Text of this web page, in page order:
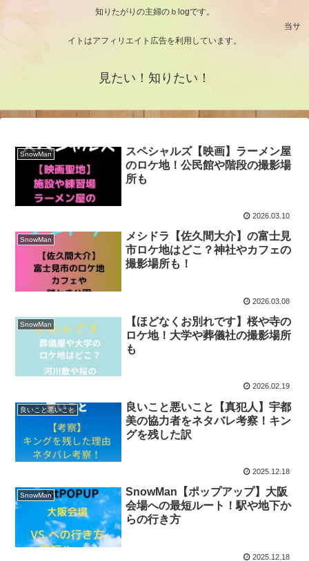
知りたがりの主婦のｂlogです。
当サ
イトはアフィリエイト広告を利用しています。
見たい！知りたい！
SnowMan
スペシャルズ【映画】ラーメン屋
のロケ地！公民館や階段の撮影場
所も
2026.03.10
SnowMan
メシドラ【佐久間大介】の富士見
市ロケ地はどこ？神社やカフェの
撮影場所も！
2026.03.08
SnowMan
【ほどなくお別れです】桜や寺の
ロケ地！大学や葬儀社の撮影場所
も
2026.02.19
良いこと悪いこと
良いこと悪いこと【真犯人】宇都
美の協力者をネタバレ考察！キン
グを残した訳
2025.12.18
SnowMan
SnowMan【ポップアップ】大阪
会場への最短ルート！駅や地下か
らの行き方
2025.12.18